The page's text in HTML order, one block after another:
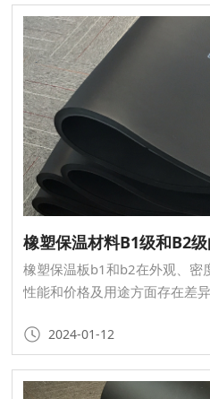
橡塑保温材料B1级和B2
2024-01-12
橡塑保温板b1和b2在外观、密
性能和价格及用途方面存在差
防火要求较高的场合；而B2级
格，普遍用于一般建筑物的保
具体用途和需求进行选择。